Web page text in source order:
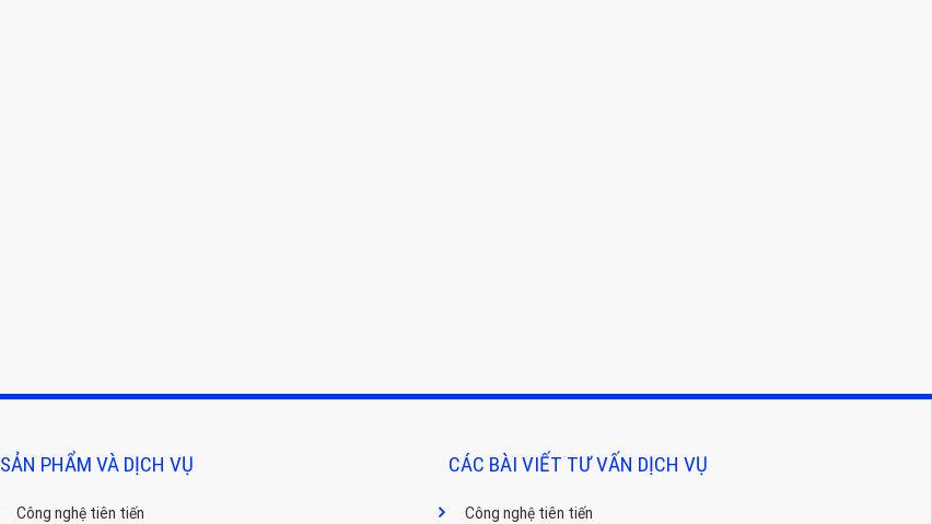
SẢN PHẨM VÀ DỊCH VỤ
Công nghệ tiên tiến
CÁC BÀI VIẾT TƯ VẤN DỊCH VỤ
Công nghệ tiên tiến